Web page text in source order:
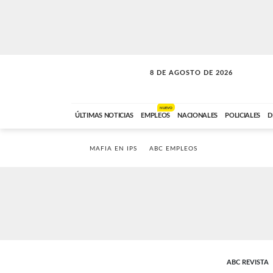
8 DE AGOSTO DE 2026
SOLO MÚSICA
ÚLTIMAS NOTICIAS EMPLEOS
NUEVO
NACIONALES POLICIALES
MAFIA EN IPS ABC EMPLEOS
ABC REVISTA